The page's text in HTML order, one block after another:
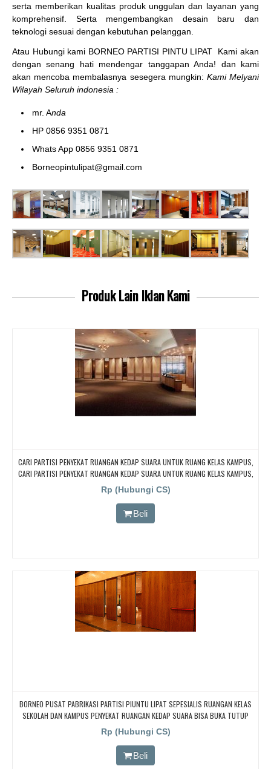
serta memberikan kualitas produk unggulan dan layanan yang
komprehensif. Serta mengembangkan desain baru dan
teknologi sesuai dengan kebutuhan pelanggan.
Atau Hubungi kami BORNEO PARTISI PINTU LIPAT
Kami akan
dengan senang hati mendengar tanggapan Anda! dan kami
akan mencoba membalasnya sesegera mungkin: Kami Melyani
Wilayah Seluruh indonesia :
mr. Anda
HP 0856 9351 0871
Whats App 0856 9351 0871
Borneopintulipat@gmail.com
Produk LainIklan Kami
CARI PARTISI PENYEKAT RUANGAN KEDAP SUARA UNTUK RUANG KELAS KAMPUS,
CARI PARTISI PENYEKAT RUANGAN KEDAP SUARA UNTUK RUANG KELAS KAMPUS,
CARI PARTISI PENYEKAT RUANGAN KEDAP SUARA UNTUK RUANG KELAS
KAMPUS,CARI PARTISI PENYEKAT RUANGAN KEDAP SUARA UNTUK RUANG KELAS
KAMPUS
Rp (Hubungi CS)
Beli
BORNEO PUSAT PABRIKASI PARTISI PIUNTU LIPAT SEPESIALIS RUANGAN KELAS
SEKOLAH DAN KAMPUS PENYEKAT RUANGAN KEDAP SUARA BISA BUKA TUTUP
Rp (Hubungi CS)
Beli